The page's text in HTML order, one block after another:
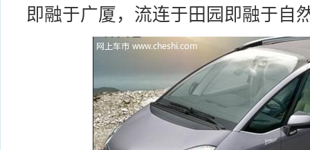
即融于广厦，流连于田园即融于自